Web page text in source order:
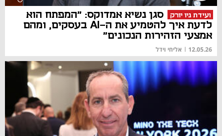
ועידת ניו יורק
סגן נשיא אמדוקס: "המפתח הוא
לדעת איך להטמיע את ה-AI בעסקים, ומהם
אמצעי הזהירות הנכונים"
12.05.26
| אליחי וידל